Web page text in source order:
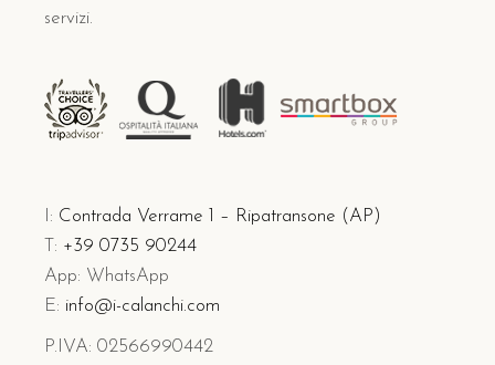
servizi.
I: Contrada Verrame 1 – Ripatransone (AP)
T: +39 0735 90244
App: WhatsApp
E: info@i-calanchi.com
P.IVA: 02566990442